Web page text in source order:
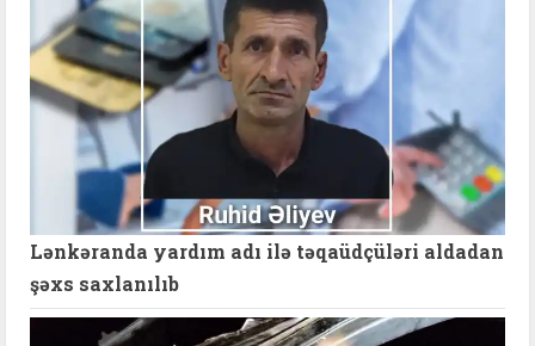
Lənkəranda yardım adı ilə təqaüdçüləri aldadan
şəxs saxlanılıb